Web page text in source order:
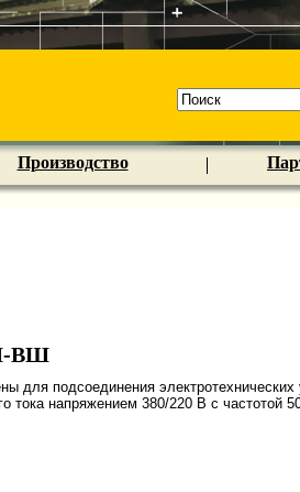
Производство
ВШ
для подсоединения
тока напряжением 380/220 В с частотой